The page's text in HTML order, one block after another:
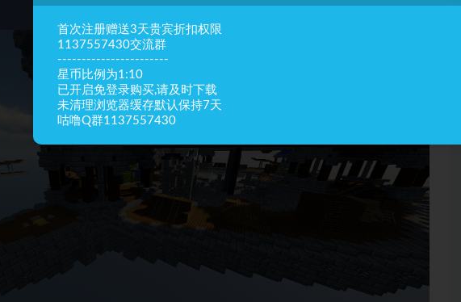
首次注册赠送3天贵宾折扣权限
1137557430交流群
-----------------------
星币比例为1:10
已开启免登录购买,请及时下载
未清理浏览器缓存默认保持7天
咕噜Q群1137557430